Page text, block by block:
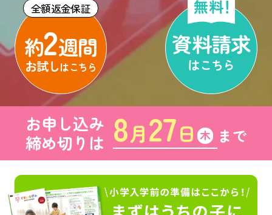
全額返金保証
約2週間
お試しはこちら
資料請求
はこちら
お申し込み
締め切りは 8月27日 木 まで